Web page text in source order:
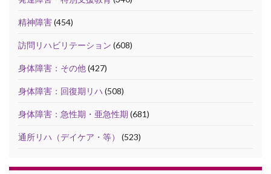
精神障害(454)
訪問リハビリテーション (608)
身体障害：その他(427)
身体障害：回復期リハ (508)
身体障害：急性期・亜急性期 (681)
通所リハ（デイケア・等） (523)